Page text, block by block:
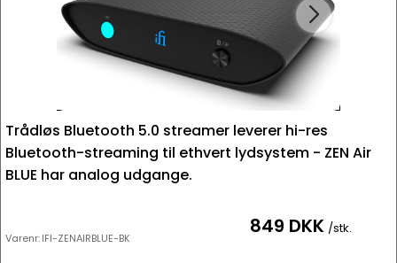
Trådløs Bluetooth 5.0 streamer leverer hi-res
Bluetooth-streaming til ethvert lydsystem - ZEN Air
BLUE har analog udgange.
Varenr:IFI-ZENAIRBLUE-BK 849 DKK /stk.